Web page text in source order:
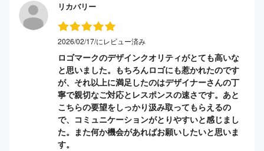
リカバリー
2026/02/17/にレビュー済み
ロゴマークのデザインクオリティがとても高いな
と思いました。もちろんロゴにも惹かれたのです
が、それ以上に満足したのはデザイナーさんの丁
寧で親切なご対応とレスポンスの速さです。あと
こちらの要望をしっかり汲み取ってもらえるの
で、コミュニケーションがとりやすいと感じまし
た。また何か機会があればお願いしたいと思いま
す。